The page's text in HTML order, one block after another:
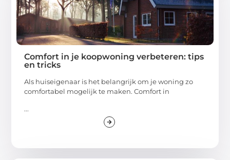
Comfort in je koopwoning verbeteren: tips
en tricks
Als huiseigenaar is het belangrijk om je woning zo
comfortabel mogelijk te maken. Comfort in
...